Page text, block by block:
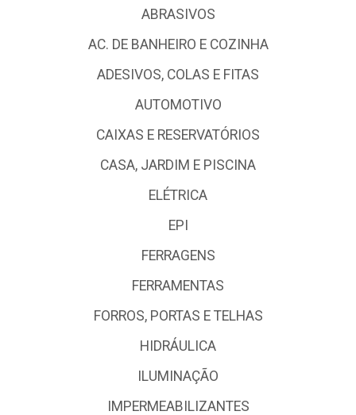
ABRASIVOS
AC. DE BANHEIRO E COZINHA
ADESIVOS, COLAS E FITAS
AUTOMOTIVO
CAIXAS E RESERVATÓRIOS
CASA, JARDIM E PISCINA
ELÉTRICA
EPI
FERRAGENS
FERRAMENTAS
FORROS, PORTAS E TELHAS
HIDRÁULICA
ILUMINAÇÃO
IMPERMEABILIZANTES